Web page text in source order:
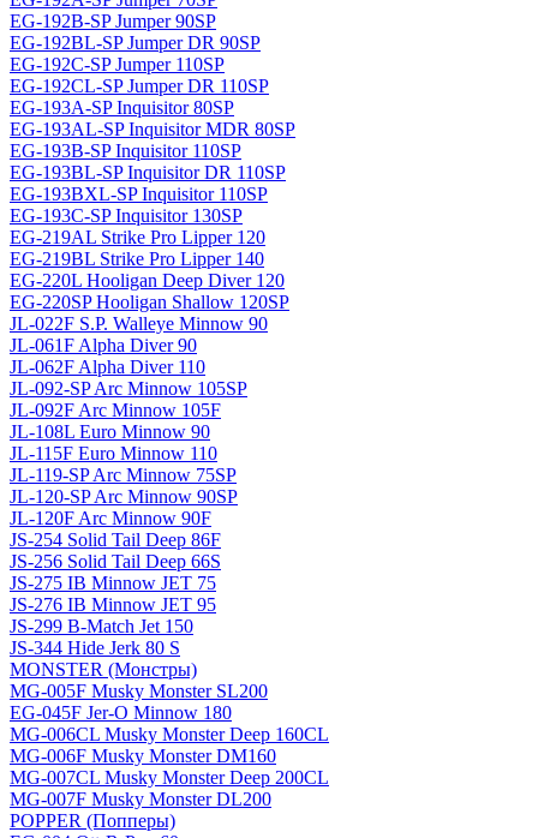
EG-192B-SP Jumper 90SP
EG-192BL-SP Jumper DR 90SP
EG-192C-SP Jumper 110SP
EG-192CL-SP Jumper DR 110SP
EG-193A-SP Inquisitor 80SP
EG-193AL-SP Inquisitor MDR 80SP
EG-193B-SP Inquisitor 110SP
EG-193BL-SP Inquisitor DR 110SP
EG-193BXL-SP Inquisitor 110SP
EG-193C-SP Inquisitor 130SP
EG-219AL Strike Pro Lipper 120
EG-219BL Strike Pro Lipper 140
EG-220L Hooligan Deep Diver 120
EG-220SP Hooligan Shallow 120SP
JL-022F S.P. Walleye Minnow 90
JL-061F Alpha Diver 90
JL-062F Alpha Diver 110
JL-092-SP Arc Minnow 105SP
JL-092F Arc Minnow 105F
JL-108L Euro Minnow 90
JL-115F Euro Minnow 110
JL-119-SP Arc Minnow 75SP
JL-120-SP Arc Minnow 90SP
JL-120F Arc Minnow 90F
JS-254 Solid Tail Deep 86F
JS-256 Solid Tail Deep 66S
JS-275 IB Minnow JET 75
JS-276 IB Minnow JET 95
JS-299 B-Match Jet 150
JS-344 Hide Jerk 80 S
MONSTER (Монстры)
MG-005F Musky Monster SL200
EG-045F Jer-O Minnow 180
MG-006CL Musky Monster Deep 160CL
MG-006F Musky Monster DM160
MG-007CL Musky Monster Deep 200CL
MG-007F Musky Monster DL200
POPPER (Попперы)